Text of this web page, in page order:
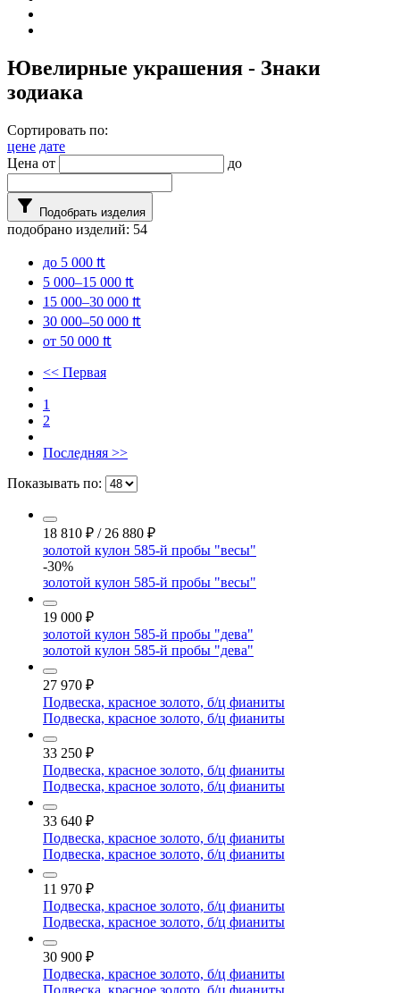
Ювелирные украшения - Знаки
зодиака
Сортировать по:
цене дате
Цена от
до
filter_alt Подобрать изделия
подобрано изделий: 54
до 5 000 ₶
5 000–15 000 ₶
15 000–30 000 ₶
30 000–50 000 ₶
от 50 000 ₶
<< Первая
1
2
Последняя >>
Показывать по:
18 810 ₽ / 26 880 ₽
золотой кулон 585-й пробы "весы"
-30%
золотой кулон 585-й пробы "весы"
19 000 ₽
золотой кулон 585-й пробы "дева"
золотой кулон 585-й пробы "дева"
27 970 ₽
Подвеска, красное золото, б/ц фианиты
Подвеска, красное золото, б/ц фианиты
33 250 ₽
Подвеска, красное золото, б/ц фианиты
Подвеска, красное золото, б/ц фианиты
33 640 ₽
Подвеска, красное золото, б/ц фианиты
Подвеска, красное золото, б/ц фианиты
11 970 ₽
Подвеска, красное золото, б/ц фианиты
Подвеска, красное золото, б/ц фианиты
30 900 ₽
Подвеска, красное золото, б/ц фианиты
Подвеска, красное золото, б/ц фианиты